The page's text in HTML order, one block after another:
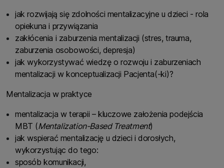
jak rozwijają się zdolności mentalizacyjne u dzieci - rola
opiekuna i przywiązania
zakłócenia i zaburzenia mentalizacji (stres, trauma,
zaburzenia osobowości, depresja)
jak wykorzystywać wiedzę o rozwoju i zaburzeniach
mentalizacji w konceptualizacji Pacjenta(-ki)?
Mentalizacja w praktyce
mentalizacja w terapii – kluczowe założenia podejścia
MBT (Mentalization-Based Treatment)
jak wspierać mentalizację u dzieci i dorosłych,
wykorzystując do tego:
sposób komunikacji,